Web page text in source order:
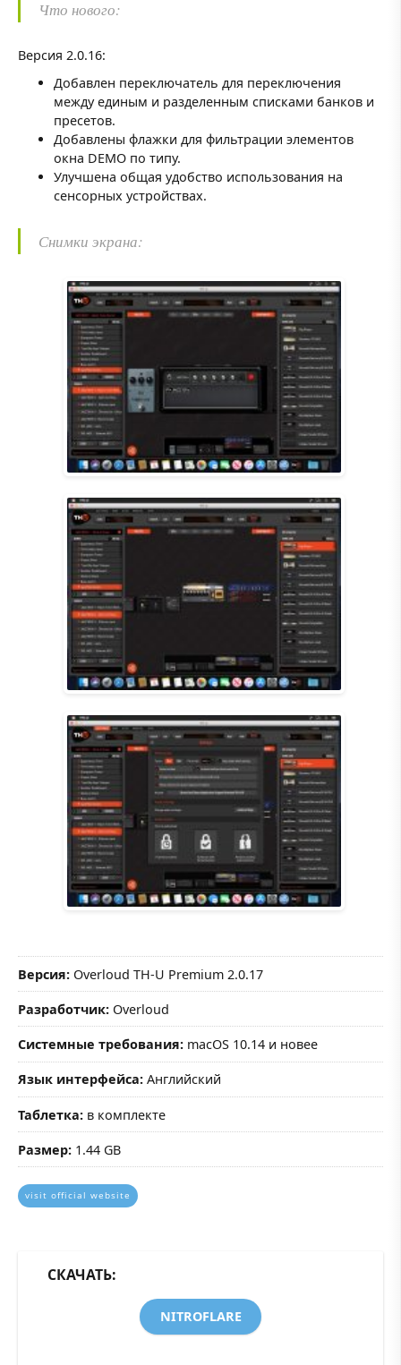
Что нового:
Версия 2.0.16:
Добавлен переключатель для переключения
между единым и разделенным списками банков и
пресетов.
Добавлены флажки для фильтрации элементов
окна DEMO по типу.
Улучшена общая удобство использования на
сенсорных устройствах.
Снимки экрана:
Версия: Overloud TH-U Premium 2.0.17
Разработчик: Overloud
Системные требования: macOS 10.14 и новее
Язык интерфейса: Английский
Таблетка: в комплекте
Размер: 1.44 GB
visit official website
СКАЧАТЬ:
NITROFLARE